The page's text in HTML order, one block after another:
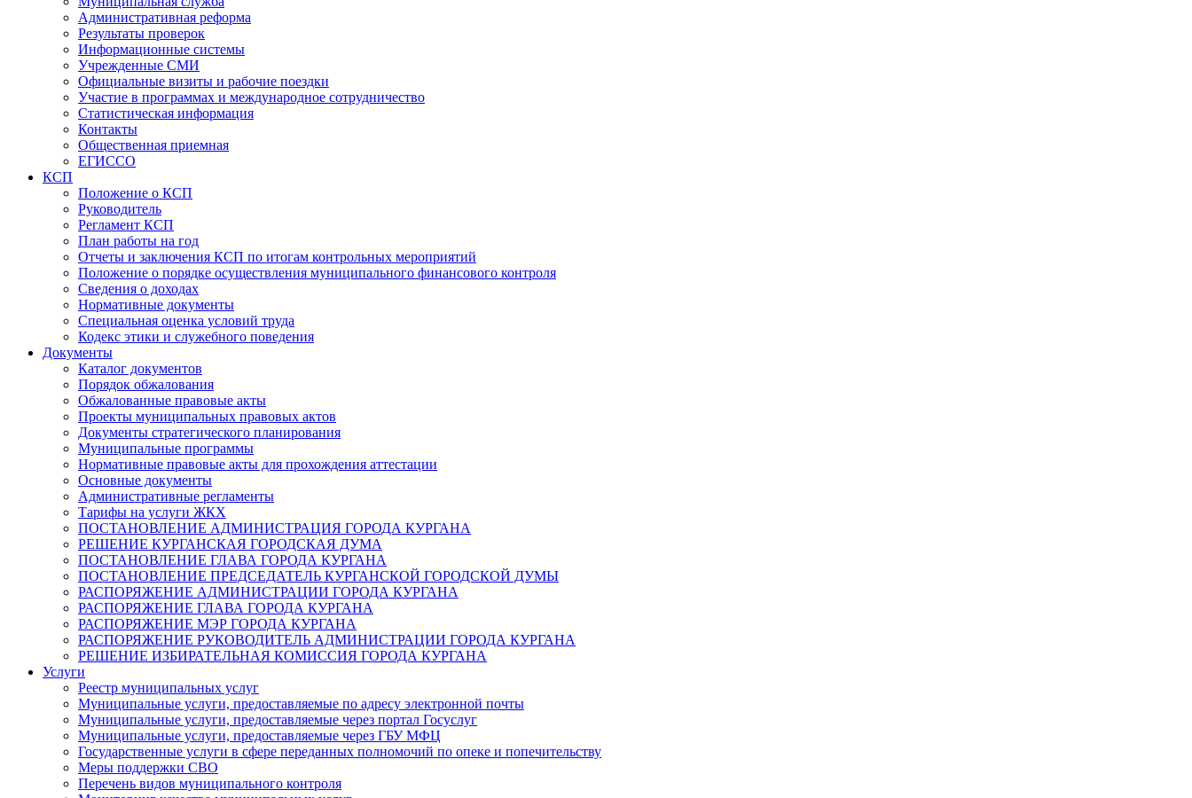
Административная реформа
Результаты проверок
Информационные системы
Учрежденные СМИ
Официальные визиты и рабочие поездки
Участие в программах и международное сотрудничество
Статистическая информация
Контакты
Общественная приемная
ЕГИССО
КСП
Положение о КСП
Руководитель
Регламент КСП
План работы на год
Отчеты и заключения КСП по итогам контрольных мероприятий
Положение о порядке осуществления муниципального финансового контроля
Сведения о доходах
Нормативные документы
Специальная оценка условий труда
Кодекс этики и служебного поведения
Документы
Каталог документов
Порядок обжалования
Обжалованные правовые акты
Проекты муниципальных правовых актов
Документы стратегического планирования
Муниципальные программы
Нормативные правовые акты для прохождения аттестации
Основные документы
Административные регламенты
Тарифы на услуги ЖКХ
ПОСТАНОВЛЕНИЕ АДМИНИСТРАЦИЯ ГОРОДА КУРГАНА
РЕШЕНИЕ КУРГАНСКАЯ ГОРОДСКАЯ ДУМА
ПОСТАНОВЛЕНИЕ ГЛАВА ГОРОДА КУРГАНА
ПОСТАНОВЛЕНИЕ ПРЕДСЕДАТЕЛЬ КУРГАНСКОЙ ГОРОДСКОЙ ДУМЫ
РАСПОРЯЖЕНИЕ АДМИНИСТРАЦИИ ГОРОДА КУРГАНА
РАСПОРЯЖЕНИЕ ГЛАВА ГОРОДА КУРГАНА
РАСПОРЯЖЕНИЕ МЭР ГОРОДА КУРГАНА
РАСПОРЯЖЕНИЕ РУКОВОДИТЕЛЬ АДМИНИСТРАЦИИ ГОРОДА КУРГАНА
РЕШЕНИЕ ИЗБИРАТЕЛЬНАЯ КОМИССИЯ ГОРОДА КУРГАНА
Услуги
Реестр муниципальных услуг
Муниципальные услуги, предоставляемые по адресу электронной почты
Муниципальные услуги, предоставляемые через портал Госуслуг
Муниципальные услуги, предоставляемые через ГБУ МФЦ
Государственные услуги в сфере переданных полномочий по опеке и попечительству
Меры поддержки СВО
Перечень видов муниципального контроля